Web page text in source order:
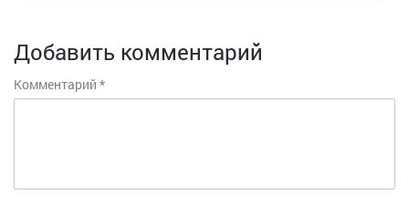
Добавить комментарий
Комментарий *